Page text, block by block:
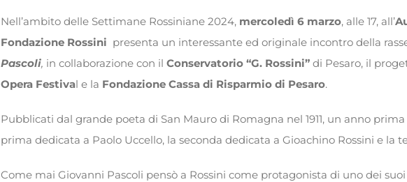
Nell’ambito delle Settimane Rossiniane 2024, mercoledì 6 marzo, alle 17, all’
Fondazione Rossini presenta un interessante ed originale incontro della
Pascoli, in collaborazione con il Conservatorio “G. Rossini” di Pesaro, il
Opera Festival e la Fondazione Cassa di Risparmio di Pesaro.
Pubblicati dal grande poeta di San Mauro di Romagna nel 1911, un anno
prima dedicata a Paolo Uccello, la seconda dedicata a Gioachino Rossini e la
Come mai Giovanni Pascoli pensò a Rossini come protagonista di uno dei suoi